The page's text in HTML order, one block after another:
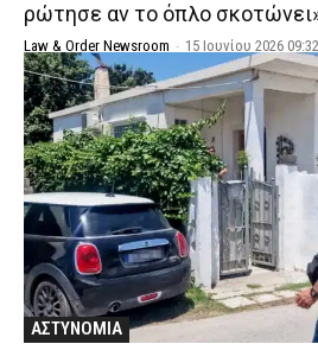
ρώτησε αν το όπλο
Law & Order Newsroom - 15 Ιουνίου 2026 09:32
ΑΣΤΥΝΟΜΙΑ